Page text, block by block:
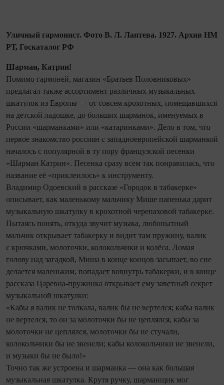
Уличный гармонист. Фото В. Л. Лаптева. 1927. Архив НМ
РТ, Госкаталог РФ
Шарман, Катрин!
Помимо гармоней, магазин «Братьев Половниковых»
предлагал также ассортимент различных музыкальных
шкатулок из Европы — от совсем крохотных, помещавшихся
на детской ладошке, до больших шарманок, именуемых в
России «шарманками» или «катаринками». Дело в том, что
первое знакомство россиян с западноевропейской шарманкой
началось с популярной в ту пору французской песенки
«Шарман Катрин». Песенка сразу всем так понравилась, что
название её «приклеилось» к инструменту.
Владимир Одоевский в рассказе «Городок в табакерке»
описывает, как маленькому мальчику Мише папенька дарит
музыкальную шкатулку в крохотной черепаховой табакерке.
Пытаясь понять, откуда звучит музыка, любопытный
мальчик открывает табакерку и видит там пружину, валик
с крючками, молоточки, колокольчики и колёса. Ломая
голову над загадкой, Миша в конце концов засыпает, во сне
делается маленьким, попадает вовнутрь табакерки, и в конце
рассказа Царевна-пружинка открывает ему заветный секрет
музыкальной шкатулки:
«Кабы я валик не толкала, валик бы не вертелся; кабы валик
не вертелся, то он за молоточки бы не цеплялся, кабы за
молоточки не цеплялся, молоточки бы не стучали,
колокольчики бы не звенели; кабы колокольчики не звенели,
и музыки бы не было!»
Точно так же устроена и шарманка — она как большая
музыкальная шкатулка. Крутя ручку, шарманщик мог